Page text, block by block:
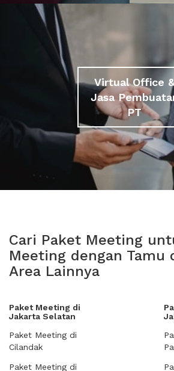
Virtual Office
Jasa
PT
Cari Paket Meeting
Meeting dengan Tamu
Area Lainnya
Paket Meeting di
Jakarta Selatan
Paket Meeting di
Cilandak
Paket Meeting di